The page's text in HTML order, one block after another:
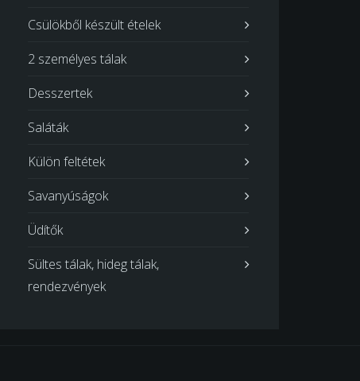
Csülökből készült ételek
2 személyes tálak
Desszertek
Saláták
Külön feltétek
Savanyúságok
Üdítők
Sültes tálak, hideg tálak,
rendezvények